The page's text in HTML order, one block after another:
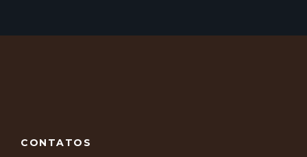
CONTATOS